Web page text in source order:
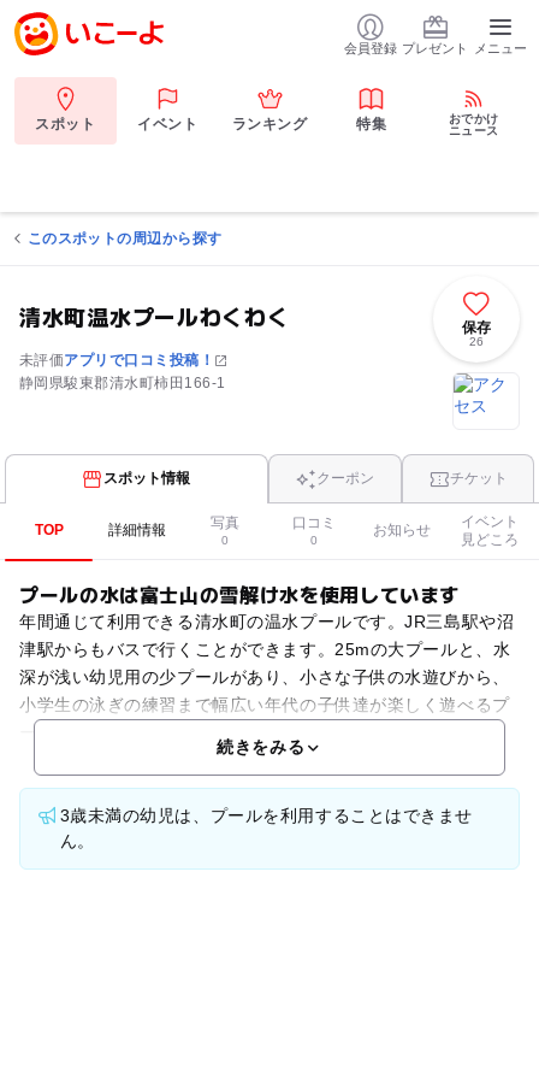
会員登録 プレゼント メニュー
スポット イベント ランキング 特集
おでかけ
ニュース
このスポットの周辺から探す
清水町温水プールわくわく
未評価アプリで口コミ投稿！
静岡県駿東郡清水町柿田166-1
保存
26
スポット情報 クーポン チケット
TOP 詳細情報 写真
0
口コミ
0
お知らせ
イベント
見どころ
プールの水は富士山の雪解け水を使用しています
年間通じて利用できる清水町の温水プールです。JR三島駅や沼
津駅からもバスで行くことができます。25mの大プールと、水
深が浅い幼児用の少プールがあり、小さな子供の水遊びから、
小学生の泳ぎの練習まで幅広い年代の子供達が楽しく遊べるプ
続きをみる
3歳未満の幼児は、プールを利用することはできませ
ん。